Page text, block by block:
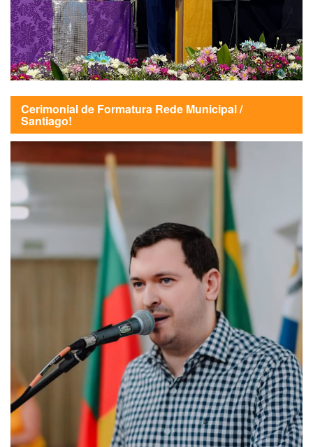
Cerimonial de Formatura Rede Municipal /
Santiago!